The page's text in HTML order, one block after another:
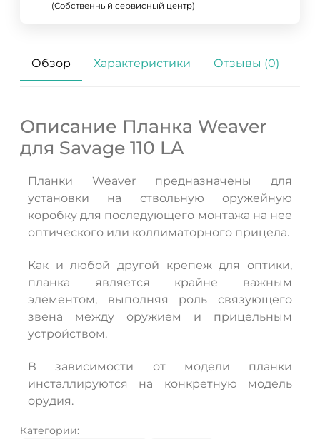
(Собственный сервисный центр)
Обзор Характеристики Отзывы (0)
Описание Планка Weaver
для Savage 110 LA
Планки Weaver предназначены для
установки на ствольную оружейную
коробку для последующего монтажа на нее
оптического или коллиматорного прицела.
Как и любой другой крепеж для оптики,
планка является крайне важным
элементом, выполняя роль связующего
звена между оружием и прицельным
устройством.
В зависимости от модели планки
инсталлируются на конкретную модель
орудия.
Категории:
ДА НЕТ